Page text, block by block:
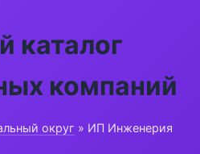
каталог
компаний
округ » ИП Инженерия